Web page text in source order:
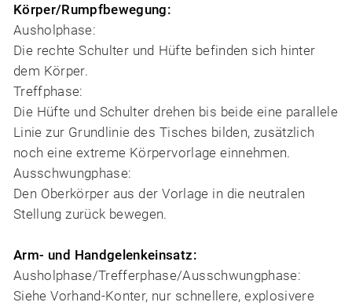
Körper/Rumpfbewegung:
Ausholphase:
Die rechte Schulter und Hüfte befinden sich hinter
dem Körper.
Treffphase:
Die Hüfte und Schulter drehen bis beide eine parallele
Linie zur Grundlinie des Tisches bilden, zusätzlich
noch eine extreme Körpervorlage einnehmen.
Ausschwungphase:
Den Oberkörper aus der Vorlage in die neutralen
Stellung zurück bewegen.
Arm- und Handgelenkeinsatz:
Ausholphase/Trefferphase/Ausschwungphase:
Siehe Vorhand-Konter, nur schnellere, explosivere